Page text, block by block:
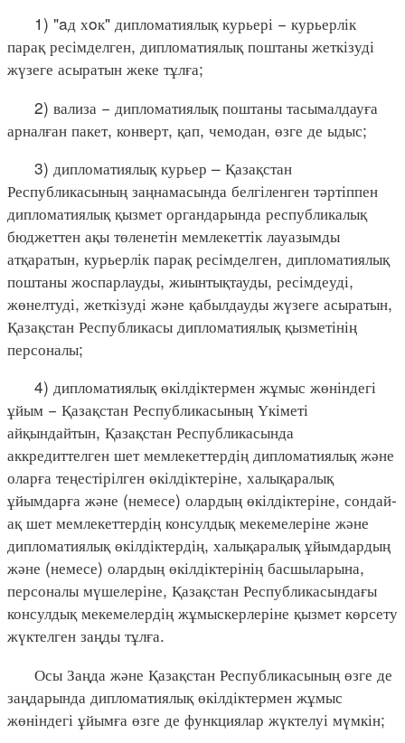
1) "aд хoк" дипломатиялық курьері − курьерлік
парақ ресімделген, дипломатиялық поштаны жеткізуді
жүзеге асыратын жеке тұлға;
2) вализа − дипломатиялық поштаны тасымалдауға
арналған пакет, конверт, қап, чемодан, өзге де ыдыс;
3) дипломатиялық курьер – Қазақстан
Республикасының заңнамасында белгіленген тәртіппен
дипломатиялық қызмет органдарында республикалық
бюджеттен ақы төленетін мемлекеттік лауазымды
атқаратын, курьерлік парақ ресімделген, дипломатиялық
поштаны жоспарлауды, жиынтықтауды, ресімдеуді,
жөнелтуді, жеткізуді және қабылдауды жүзеге асыратын,
Қазақстан Республикасы дипломатиялық қызметінің
персоналы;
4) дипломатиялық өкілдіктермен жұмыс жөніндегі
ұйым − Қазақстан Республикасының Үкіметі
айқындайтын, Қазақстан Республикасында
аккредиттелген шет мемлекеттердің дипломатиялық және
оларға теңестірілген өкілдіктеріне, халықаралық
ұйымдарға және (немесе) олардың өкілдіктеріне, сондай-
ақ шет мемлекеттердің консулдық мекемелеріне және
дипломатиялық өкілдіктердің, халықаралық ұйымдардың
және (немесе) олардың өкілдіктерінің басшыларына,
персоналы мүшелеріне, Қазақстан Республикасындағы
консулдық мекемелердің жұмыскерлеріне қызмет көрсету
жүктелген заңды тұлға.
Осы Заңда және Қазақстан Республикасының өзге де
заңдарында дипломатиялық өкілдіктермен жұмыс
жөніндегі ұйымға өзге де функциялар жүктелуі мүмкін;